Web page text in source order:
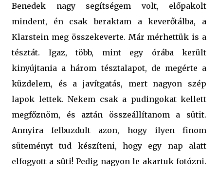
Benedek nagy segítségem volt, előpakolt
mindent, én csak beraktam a keverőtálba, a
Klarstein meg összekeverte. Már mérhettük is a
tésztát. Igaz, több, mint egy órába került
kinyújtania a három tésztalapot, de megérte a
küzdelem, és a javítgatás, mert nagyon szép
lapok lettek. Nekem csak a pudingokat kellett
megfőznöm, és aztán összeállítanom a sütit.
Annyira felbuzdult azon, hogy ilyen finom
süteményt tud készíteni, hogy egy nap alatt
elfogyott a süti! Pedig nagyon le akartuk fotózni.